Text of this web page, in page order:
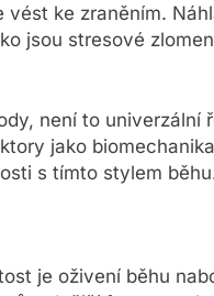
ke zraněním.
jsou stresové
není to univerzální
jako
s tímto stylem
je oživení běhu